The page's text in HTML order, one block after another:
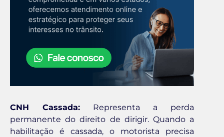
CNH Cassada: Representa a perda
permanente do direito de dirigir. Quando a
habilitação é cassada, o motorista precisa